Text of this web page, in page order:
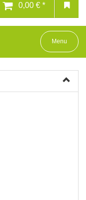
0,00 € *
Toggle
Menu